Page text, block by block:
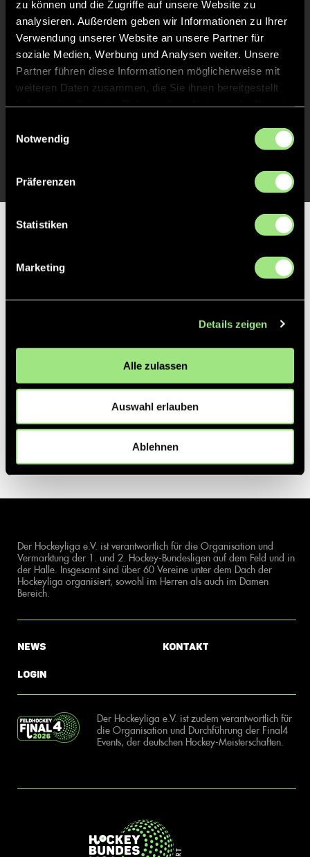
zu können und die Zugriffe auf unsere Website zu
analysieren. Außerdem geben wir Informationen zu Ihrer
Verwendung unserer Website an unsere Partner für
soziale Medien, Werbung und Analysen weiter. Unsere
Partner führen diese Informationen möglicherweise mit
weiteren Daten zusammen, die Sie ihnen bereitgestellt
Notwendig
Präferenzen
Statistiken
Marketing
Details zeigen
Alle zulassen
Auswahl erlauben
Ablehnen
31' TOR 2:1, FELDTOR
Partner
Der Hockeyliga e.V. ist verantwortlich für die Organisation und
Vermarktung der 1. und 2. Hockey-Bundesligen auf dem Feld und in
der Halle. Insgesamt sind über 60 Vereine unter dem Dach der
Hockeyliga organisiert, sowohl im Herren als auch im Damen
Bereich.
News
Login
Kontakt
Der Hockeyliga e.V. ist zudem verantwortlich für
die Organisation und Durchführung der Final4
Events, der deutschen Hockey-Meisterschaften.